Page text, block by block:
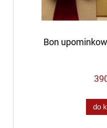
Bon
do